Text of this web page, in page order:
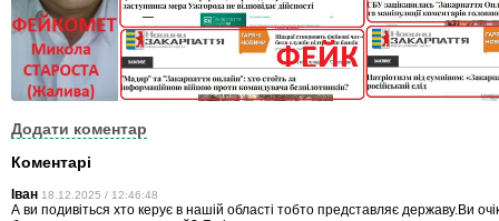
Додати коментар
Коментарі
Іван 18.12.2025 / 12:46:48
А ви подивіться хто керує в нашій області тобто представляє державу.Ви